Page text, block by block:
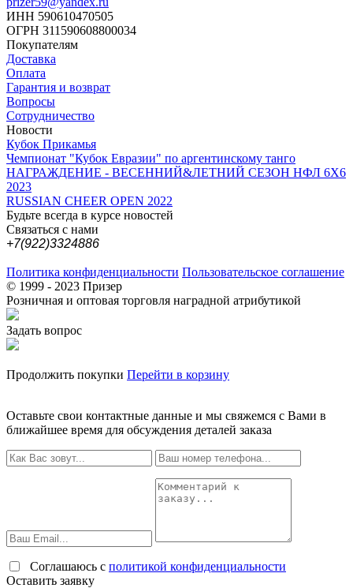
ИНН 590610470505
ОГРН 311590608800034
Покупателям
Доставка
Оплата
Гарантия и возврат
Вопросы
Сотрудничество
Новости
Кубок Прикамья
Чемпионат "Кубок Евразии" по аргентинскому танго
НАГРАЖДЕНИЕ - ВЕСЕННИЙ&ЛЕТНИЙ СЕЗОН НФЛ 6Х6
2023
RUSSIAN CHEER OPEN 2022
Будьте всегда в курсе новостей
Связаться с нами
+7(922)3324886
Политика конфиденциальности Пользовательское соглашение
© 1999 - 2023 Призер
Розничная и оптовая торговля наградной атрибутикой
Задать вопрос
Продолжить покупки Перейти в корзину
Оставьте свои контактные данные и мы свяжемся с Вами в
ближайшее время для обсуждения деталей заказа
Соглашаюсь с политикой конфиденциальности
Оставить заявку